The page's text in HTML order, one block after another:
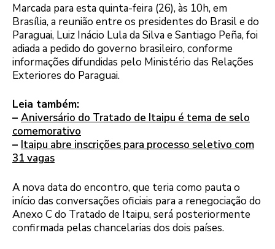
Marcada para esta quinta-feira (26), às 10h, em
Brasília, a reunião entre os presidentes do Brasil e do
Paraguai, Luiz Inácio Lula da Silva e Santiago Peña, foi
adiada a pedido do governo brasileiro, conforme
informações difundidas pelo Ministério das Relações
Exteriores do Paraguai.
Leia também:
– Aniversário do Tratado de Itaipu é tema de selo
comemorativo
– Itaipu abre inscrições para processo seletivo com
31 vagas
A nova data do encontro, que teria como pauta o
início das conversações oficiais para a renegociação do
Anexo C do Tratado de Itaipu, será posteriormente
confirmada pelas chancelarias dos dois países.